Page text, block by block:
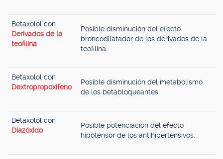
Betaxolol con
Derivados de la
teofilina
Posible disminución del efecto
broncodilatador de los derivados de la
teofilina.
Betaxolol con
Dextropropoxifeno
Posible disminución del metabolismo
de los betabloqueantes.
Betaxolol con
Diazóxido
Posible potenciación del efecto
hipotensor de los antihipertensivos.